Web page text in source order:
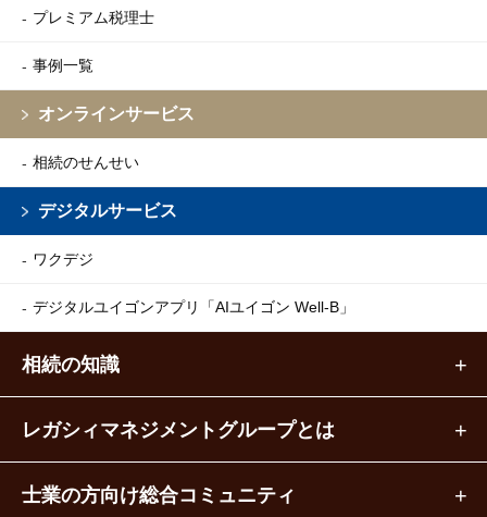
プレミアム税理士
事例一覧
オンラインサービス
相続のせんせい
デジタルサービス
ワクデジ
デジタルユイゴンアプリ 「AIユイゴン Well-B」
相続の知識
レガシィマネジメントグループとは
士業の方向け総合コミュニティ